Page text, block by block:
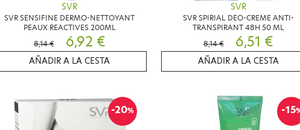
SVR
SVR SENSIFINE DERMO-NETTOYANT
PEAUX REACTIVES 200ML
8,14 €
6,92 €
AÑADIR A LA CESTA
SVR
SVR SPIRIAL DEO-CREME ANTI-
TRANSPIRANT 48H 50 ML
8,14 €
6,51 €
AÑADIR A LA CESTA
-20% -15